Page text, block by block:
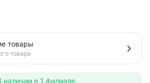
товары
товара
наличии в 1 филиале